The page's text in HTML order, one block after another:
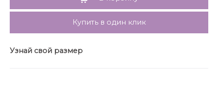
Гарантийный срок не установлен
Купить в один клик
Узнай свой размер